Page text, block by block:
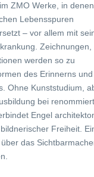
ZMO Werke, in
Lebensspuren
– vor allem mit
Zeichnungen,
werden so zu
des Erinnerns und
Ohne Kunststudium,
bei
Engel
Freiheit.
das